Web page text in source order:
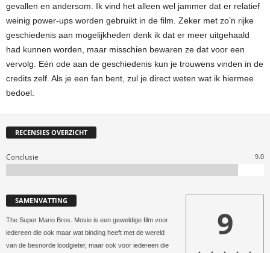
gevallen en andersom. Ik vind het alleen wel jammer dat er relatief
weinig power-ups worden gebruikt in de film. Zeker met zo’n rijke
geschiedenis aan mogelijkheden denk ik dat er meer uitgehaald
had kunnen worden, maar misschien bewaren ze dat voor een
vervolg. Eén ode aan de geschiedenis kun je trouwens vinden in de
credits zelf. Als je een fan bent, zul je direct weten wat ik hiermee
bedoel.
RECENSIES OVERZICHT
Conclusie 9.0
SAMENVATTING
The Super Mario Bros. Movie is een geweldige film voor
iedereen die ook maar wat binding heeft met de wereld
van de besnorde loodgieter, maar ook voor iedereen die
9